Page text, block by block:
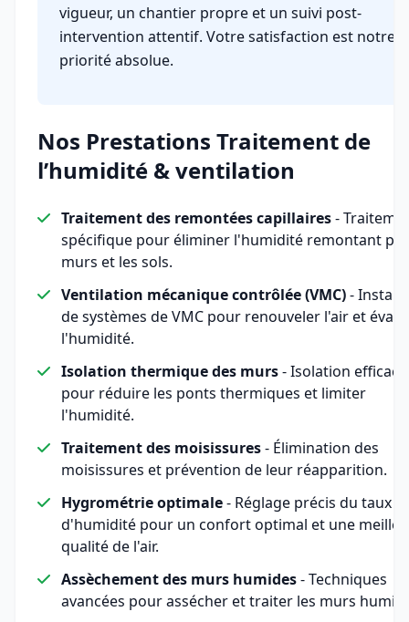
vigueur, un chantier propre et un suivi post-
intervention attentif. Votre satisfaction est notre
priorité absolue.
Nos Prestations Traitement de
l’humidité & ventilation
Traitement des remontées capillaires-
spécifique pour éliminer l'humidité remontant
murs et les sols.
Ventilation mécanique contrôlée (VMC)-
de systèmes de VMC pour renouveler l'air et
l'humidité.
Isolation thermique des murs- Isolation efficace
pour réduire les ponts thermiques et limiter
l'humidité.
Traitement des moisissures- Élimination des
moisissures et prévention de leur réapparition.
Hygrométrie optimale- Réglage précis du taux
d'humidité pour un confort optimal et une
qualité de l'air.
Assèchement des murs humides- Techniques
avancées pour assécher et traiter les murs